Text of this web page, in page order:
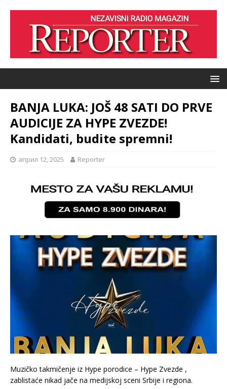
BANJA LUKA: JOŠ 48 SATI DO PRVE
AUDICIJE ZA HYPE ZVEZDE!
Kandidati, budite spremni!
април 12, 2025 Reporter
Muzičko takmičenje iz Hype porodice – Hype Zvezde ,
zablistaće nikad jače na medijskoj sceni Srbije i regiona.